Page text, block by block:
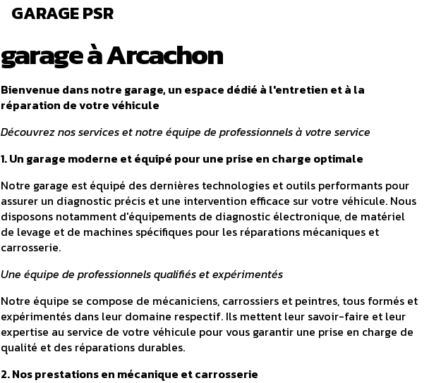
GARAGE PSR
garage à Arcachon
Bienvenue dans notre garage, un espace dédié à l'entretien et à la
réparation de votre véhicule
Découvrez nos services et notre équipe de professionnels à votre service
1. Un garage moderne et équipé pour une prise en charge optimale
Notre garage est équipé des dernières technologies et outils performants pour
assurer un diagnostic précis et une intervention efficace sur votre véhicule. Nous
disposons notamment d'équipements de diagnostic électronique, de matériel
de levage et de machines spécifiques pour les réparations mécaniques et
carrosserie.
Une équipe de professionnels qualifiés et expérimentés
Notre équipe se compose de mécaniciens, carrossiers et peintres, tous formés et
expérimentés dans leur domaine respectif. Ils mettent leur savoir-faire et leur
expertise au service de votre véhicule pour vous garantir une prise en charge de
qualité et des réparations durables.
2. Nos prestations en mécanique et carrosserie